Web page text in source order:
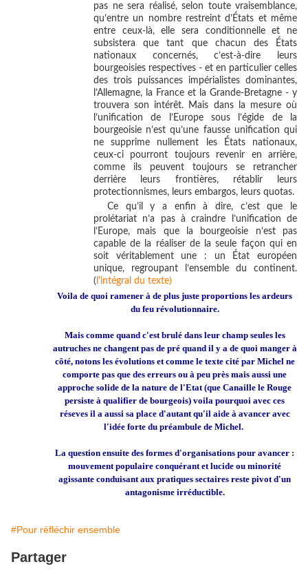
pas ne sera réalisé, selon toute vraisemblance,
qu’entre un nombre restreint d’États et même
entre ceux-là, elle sera conditionnelle et ne
subsistera que tant que chacun des États
nationaux concernés, c’est-à-dire leurs
bourgeoisies respectives - et en particulier celles
des trois puissances impérialistes dominantes,
l’Allemagne, la France et la Grande-Bretagne - y
trouvera son intérêt. Mais dans la mesure où
l’unification de l’Europe sous l’égide de la
bourgeoisie n’est qu’une fausse unification qui
ne supprime nullement les États nationaux,
ceux-ci pourront toujours revenir en arrière,
comme ils peuvent toujours se retrancher
derrière leurs frontières, rétablir leurs
protectionnismes, leurs embargos, leurs quotas.
Ce qu’il y a enfin à dire, c’est que le
prolétariat n’a pas à craindre l’unification de
l’Europe, mais que la bourgeoisie n’est pas
capable de la réaliser de la seule façon qui en
soit véritablement une : un État européen
unique, regroupant l’ensemble du continent.
( l'intégral du texte)
Voila de quoi ramener à de plus juste proportions les ardeurs
du feu révolutionnaire.
Mais comme quand c'est brulé dans leur champ seules les
autruches ne changent pas de pré quand il y a de quoi manger à
côté, notons les évolutions et comme le texte cité par Michel ne
comporte pas que des erreurs ou à peu près mais aussi une
approche solide de la nature de l'Etat (que Canaille le Rouge
persiste à qualifier de bourgeois) voila pourquoi avec ces
réseves il a aussi sa place d'autant qu'il aide à avancer avec
l'idée forte du préambule de Michel.
La question ensuite des formes d'organisations pour avancer :
mouvement populaire conquérant et lucide ou minorité
agissante conduisant aux pratiques sectaires reste pivot d'un
antagonisme irréductible.
#Pour réfléchir ensemble
Partager